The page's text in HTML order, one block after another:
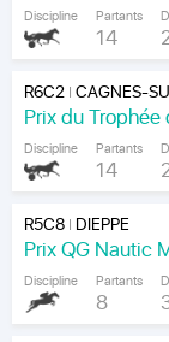
Discipline Partants
14
R6C2|CAGNES-
Prix du
Discipline Partants
14
R5C8| DIEPPE
Discipline Partants
8